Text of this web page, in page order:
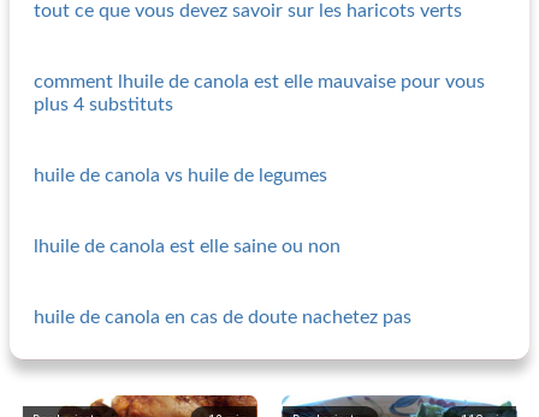
tout ce que vous devez savoir sur les haricots verts
comment lhuile de canola est elle mauvaise pour vous
plus 4 substituts
huile de canola vs huile de legumes
lhuile de canola est elle saine ou non
huile de canola en cas de doute nachetez pas